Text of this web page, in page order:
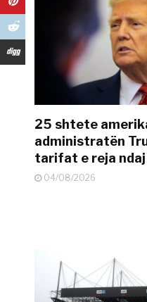
25 shtete
administratën
tarifat e reja
04/08/2026